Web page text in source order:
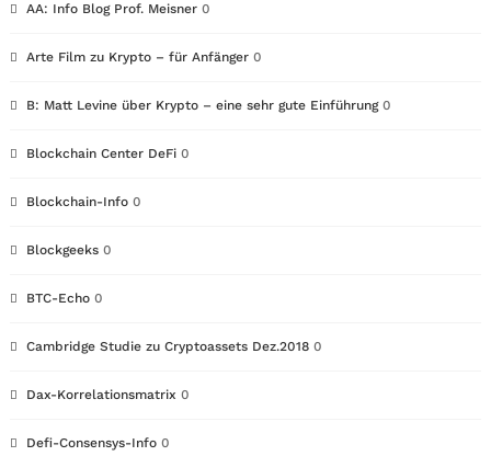
AA: Info Blog Prof. Meisner 0
Arte Film zu Krypto – für Anfänger 0
B: Matt Levine über Krypto – eine sehr gute Einführung0
Blockchain Center DeFi 0
Blockchain-Info 0
Blockgeeks 0
BTC-Echo 0
Cambridge Studie zu Cryptoassets Dez.2018 0
Dax-Korrelationsmatrix 0
Defi-Consensys-Info 0